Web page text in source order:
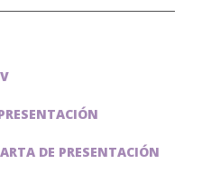
DE PRESENTACIÓN